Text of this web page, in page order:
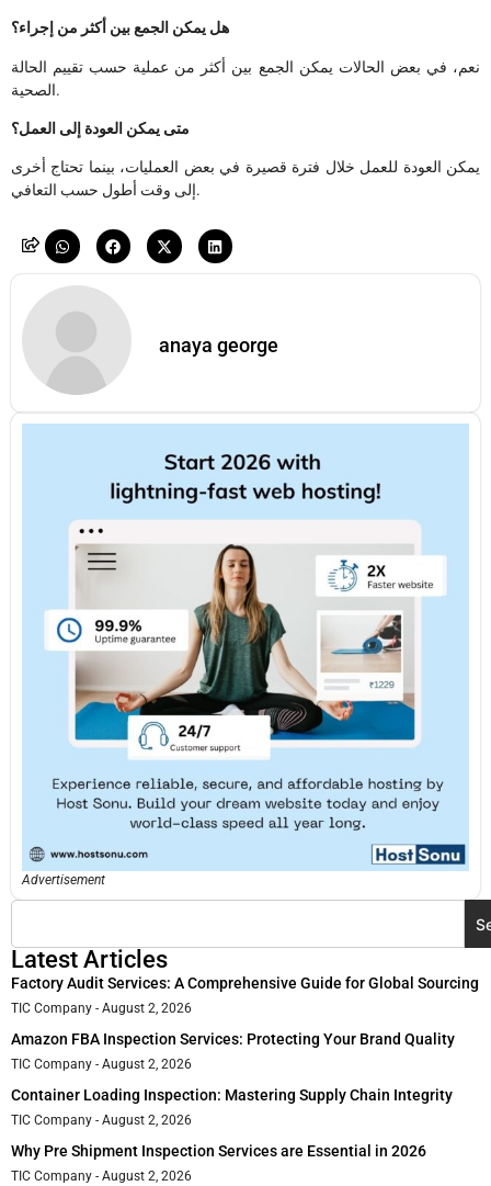
هل يمكن الجمع بين أكثر من إجراء؟
نعم، في بعض الحالات يمكن الجمع بين أكثر من عملية حسب تقييم الحالة
الصحية.
متى يمكن العودة إلى العمل؟
يمكن العودة للعمل خلال فترة قصيرة في بعض العمليات، بينما تحتاج أخرى
إلى وقت أطول حسب التعافي.
anaya george
Advertisement
Latest Articles
Factory Audit Services: A Comprehensive Guide for Global Sourcing
TIC Company August 2, 2026
Amazon FBA Inspection Services: Protecting Your Brand Quality
TIC Company August 2, 2026
Container Loading Inspection: Mastering Supply Chain Integrity
TIC Company August 2, 2026
Why Pre Shipment Inspection Services are Essential in 2026
TIC Company August 2, 2026